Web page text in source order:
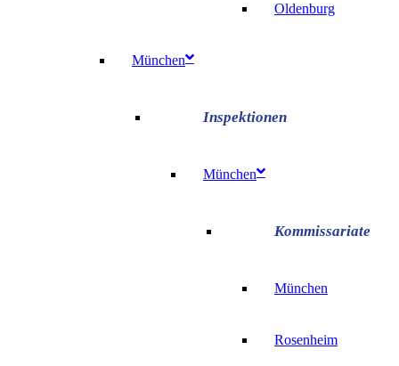
Oldenburg
München
München
München
Rosenheim